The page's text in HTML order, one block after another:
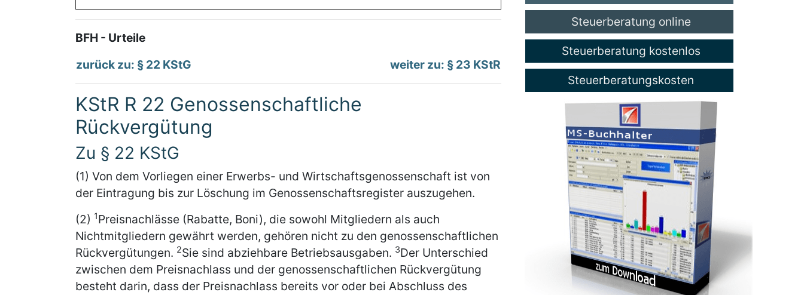
BFH - Urteile
zurück zu: § 22 KStG
weiter zu: § 23 KStR
KStR R 22 Genossenschaftliche
Rückvergütung
Zu § 22 KStG
(1) Von dem Vorliegen einer Erwerbs- und Wirtschaftsgenossenschaft ist von
der Eintragung bis zur Löschung im Genossenschaftsregister auszugehen.
(2) 1Preisnachlässe (Rabatte, Boni), die sowohl Mitgliedern als auch
Nichtmitgliedern gewährt werden, gehören nicht zu den genossenschaftlichen
Rückvergütungen. 2Sie sind abziehbare Betriebsausgaben. 3Der Unterschied
zwischen dem Preisnachlass und der genossenschaftlichen Rückvergütung
besteht darin, dass der Preisnachlass bereits vor oder bei Abschluss des
Steuerberatung online
Steuerberatung kostenlos
Steuerberatungskosten